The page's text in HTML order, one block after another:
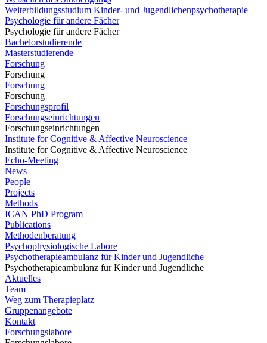
Weiterbildungsstudium Kinder- und Jugendlichenpsychotherapie
Psychologie für andere Fächer
Psychologie für andere Fächer
Bachelorstudierende
Masterstudierende
Forschung
Forschung
Forschung
Forschung
Forschungsprofil
Forschungseinrichtungen
Forschungseinrichtungen
Institute for Cognitive & Affective Neuroscience
Institute for Cognitive & Affective Neuroscience
Echo-Meeting
News
People
Projects
Methods
ICAN PhD Program
Publications
Methodenberatung
Psychophysiologische Labore
Psychotherapieambulanz für Kinder und Jugendliche
Psychotherapieambulanz für Kinder und Jugendliche
Aktuelles
Team
Weg zum Therapieplatz
Gruppenangebote
Kontakt
Forschungslabore